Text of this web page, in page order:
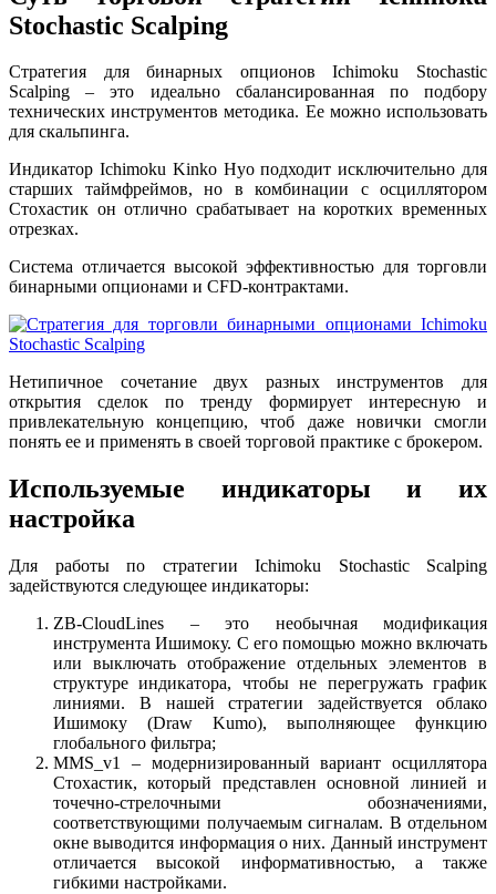
Stochastic Scalping
Стратегия для бинарных опционов Ichimoku Stochastic
Scalping – это идеально сбалансированная по подбору
технических инструментов методика. Ее можно использовать
для скальпинга.
Индикатор Ichimoku Kinko Hyo подходит исключительно для
старших таймфреймов, но в комбинации с осциллятором
Стохастик он отлично срабатывает на коротких временных
отрезках.
Система отличается высокой эффективностью для торговли
бинарными опционами и CFD-контрактами.
Нетипичное сочетание двух разных инструментов для
открытия сделок по тренду формирует интересную и
привлекательную концепцию, чтоб даже новички смогли
понять ее и применять в своей торговой практике с брокером.
Используемые индикаторы и их
настройка
Для работы по стратегии Ichimoku Stochastic Scalping
задействуются следующее индикаторы:
ZB-CloudLines – это необычная модификация
инструмента Ишимоку. С его помощью можно включать
или выключать отображение отдельных элементов в
структуре индикатора, чтобы не перегружать график
линиями. В нашей стратегии задействуется облако
Ишимоку (Draw Kumo), выполняющее функцию
глобального фильтра;
MMS_v1 – модернизированный вариант осциллятора
Стохастик, который представлен основной линией и
точечно-стрелочными обозначениями,
соответствующими получаемым сигналам. В отдельном
окне выводится информация о них. Данный инструмент
отличается высокой информативностью, а также
гибкими настройками.